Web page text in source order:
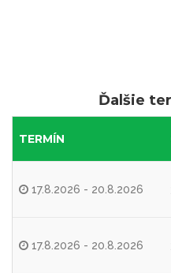
Ďalšie
TERMÍN
17.8.2026 - 20.8.2026
17.8.2026 - 20.8.2026